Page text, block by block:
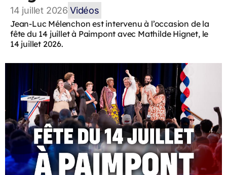
14 juillet 2026 Vidéos
Jean-Luc Mélenchon est intervenu à l’occasion de la
fête du 14 juillet à Paimpont avec Mathilde Hignet, le
14 juillet 2026.